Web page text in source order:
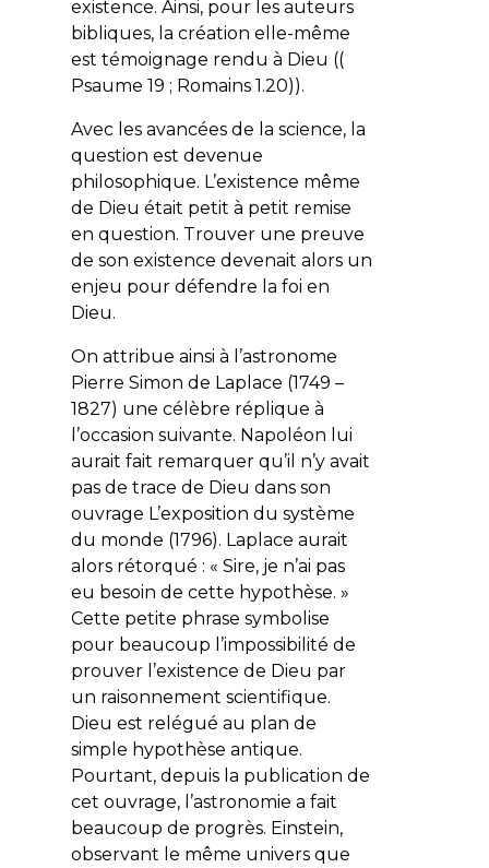
existence. Ainsi, pour les auteurs
bibliques, la création elle-même
est témoignage rendu à Dieu ((
Psaume 19 ; Romains 1.20)).
Avec les avancées de la science, la
question est devenue
philosophique. L’existence même
de Dieu était petit à petit remise
en question. Trouver une preuve
de son existence devenait alors un
enjeu pour défendre la foi en
Dieu.
On attribue ainsi à l’astronome
Pierre Simon de Laplace (1749 –
1827) une célèbre réplique à
l’occasion suivante. Napoléon lui
aurait fait remarquer qu’il n’y avait
pas de trace de Dieu dans son
ouvrage L’exposition du système
du monde (1796). Laplace aurait
alors rétorqué : « Sire, je n’ai pas
eu besoin de cette hypothèse. »
Cette petite phrase symbolise
pour beaucoup l’impossibilité de
prouver l’existence de Dieu par
un raisonnement scientifique.
Dieu est relégué au plan de
simple hypothèse antique.
Pourtant, depuis la publication de
cet ouvrage, l’astronomie a fait
beaucoup de progrès. Einstein,
observant le même univers que